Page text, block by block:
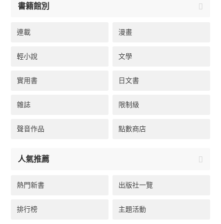
書籍館別
連載 漫畫
輕小說 文學
實用書 日文書
雜誌 限制級
聲音作品 點數商店
人氣推薦
熱門新書 出版社一覽
排行榜 主題活動